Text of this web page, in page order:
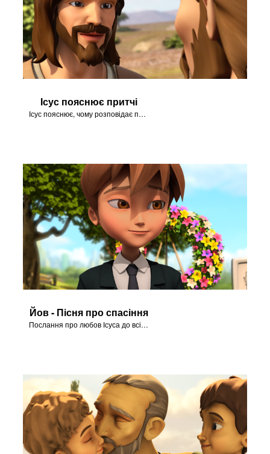
Ісус пояснює притчі
Ісус пояснює, чому розповідає повчальні притчі.
Йов - Пісня про спасіння
Послання про любов Ісуса до всіх нас у серії "Йов".